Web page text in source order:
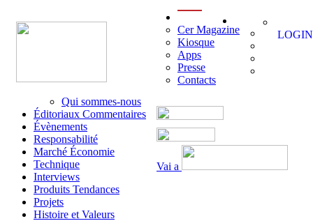
Vai a
Cer Magazine
Kiosque
Apps
Presse
Contacts
Qui sommes-nous
Éditoriaux Commentaires
Évènements
Responsabilité
Marché Économie
Technique
Interviews
Produits Tendances
Projets
Histoire et Valeurs
LOGIN